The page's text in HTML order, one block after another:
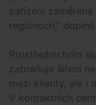
zařízení
regionech,"
Prostřednictvím
zabraňuje šíření
mezi klienty, ale i
V kontaktních